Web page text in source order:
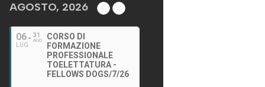
AGOSTO, 2026
06
LUG
31
AGO
CORSO DI
FORMAZIONE
PROFESSIONALE
TOELETTATURA -
FELLOWS DOGS/7/26